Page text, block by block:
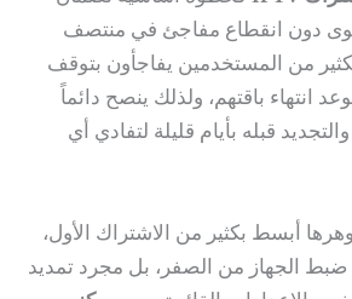
دون انقطاع مفاجئ في منتصف
من المستخدمين يفاجأون بتوقف
انتهاء باقتهم، ولذلك ينصح دائماً
والتجديد قبله بأيام قليلة لتفادي أي
أبسط بكثير من الاشتراك الأول،
ضبط الجهاز من الصفر، بل مجرد تمديد